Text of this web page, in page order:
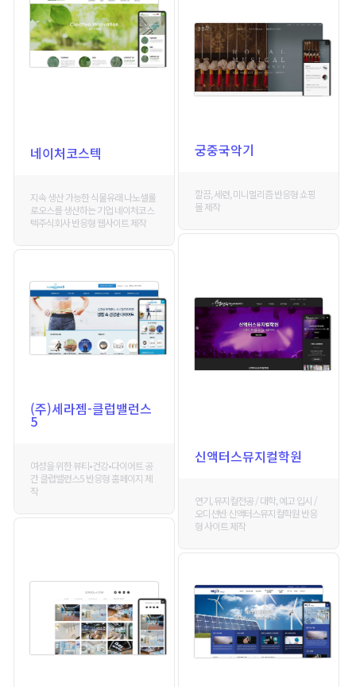
네이처코스텍
지속 생산 가능한 식물유래 나노셀룰
로오스를 생산하는 기업 네이처코스
텍주식회사 반응형 웹사이트 제작
궁중국악기
깔끔, 세련, 미니멀리즘 반응형 쇼핑
몰 제작
신액터스뮤지컬학원
연기, 뮤지컬전공 / 대학, 예고 입시 /
오디션반 신액터스뮤지컬학원 반응
형 사이트 제작
(주)세라젬-클럽밸런스
5
여성을 위한 뷰티•건강•다이어트 공
간 클럽밸런스5 반응형 홈페이지 제
작